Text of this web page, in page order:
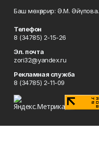
Баш мөхәррир: Ә.М. Әйүпова.
Телефон
8 (34785) 2-15-26
Эл. почта
zori32@yandex.ru
Рекламная служба
8 (34785) 2-11-09